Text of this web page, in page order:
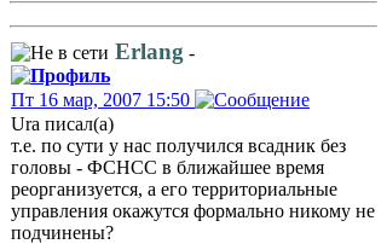
Erlang -
Пт 16 мар, 2007 15:50
Ura писал(а)
т.е. по сути у нас получился всадник без
головы - ФСНСС в ближайшее время
реорганизуется, а его территориальные
управления окажутся формально никому не
подчинены?